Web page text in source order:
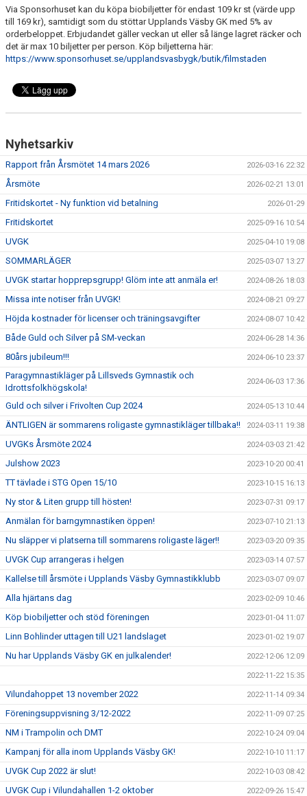
UTBILDNING FÖR LEDARE
OM KLUBBEN
Via Sponsorhuset kan du köpa biobiljetter för endast 109 kr st (värde upp
till 169 kr), samtidigt som du stöttar Upplands Väsby GK med 5% av
orderbeloppet. Erbjudandet gäller veckan ut eller så länge lagret räcker och
det är max 10 biljetter per person. Köp biljetterna här:
https://www.sponsorhuset.se/upplandsvasbygk/butik/filmstaden
Nyhetsarkiv
Rapport från Årsmötet 14 mars 2026 2026-03-16 22:32
Årsmöte 2026-02-21 13:01
Fritidskortet - Ny funktion vid betalning 2026-01-29
Fritidskortet 2025-09-16 10:54
UVGK 2025-04-10 19:08
SOMMARLÄGER 2025-03-07 13:27
UVGK startar hopprepsgrupp! Glöm inte att anmäla er! 2024-08-26 18:03
Missa inte notiser från UVGK! 2024-08-21 09:27
Höjda kostnader för licenser och träningsavgifter 2024-08-07 10:42
Både Guld och Silver på SM-veckan 2024-06-28 14:36
80års jubileum!!! 2024-06-10 23:37
Paragymnastikläger på Lillsveds Gymnastik och
Idrottsfolkhögskola!
2024-06-03 17:36
Guld och silver i Frivolten Cup 2024 2024-05-13 10:44
ÄNTLIGEN är sommarens roligaste gymnastikläger tillbaka!! 2024-03-11 19:38
UVGKs Årsmöte 2024 2024-03-03 21:42
Julshow 2023 2023-10-20 00:41
TT tävlade i STG Open 15/10 2023-10-15 16:13
Ny stor & Liten grupp till hösten! 2023-07-31 09:17
Anmälan för barngymnastiken öppen! 2023-07-10 21:13
Nu släpper vi platserna till sommarens roligaste läger!! 2023-03-20 09:35
UVGK Cup arrangeras i helgen 2023-03-14 07:57
Kallelse till årsmöte i Upplands Väsby Gymnastikklubb 2023-03-07 09:07
Alla hjärtans dag 2023-02-09 10:46
Köp biobiljetter och stöd föreningen 2023-01-04 11:07
Linn Bohlinder uttagen till U21 landslaget 2023-01-02 19:07
Nu har Upplands Väsby GK en julkalender! 2022-12-06 12:09
2022-11-22 15:35
Vilundahoppet 13 november 2022 2022-11-14 09:34
Föreningsuppvisning 3/12-2022 2022-11-09 07:25
NM i Trampolin och DMT 2022-10-24 09:04
Kampanj för alla inom Upplands Väsby GK! 2022-10-10 11:17
UVGK Cup 2022 är slut! 2022-10-03 08:42
UVGK Cup i Vilundahallen 1-2 oktober 2022-09-26 15:47